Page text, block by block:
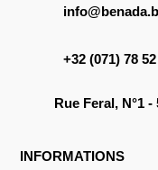
+32 (071) 78
Rue Feral, N°1
INFORMATIONS